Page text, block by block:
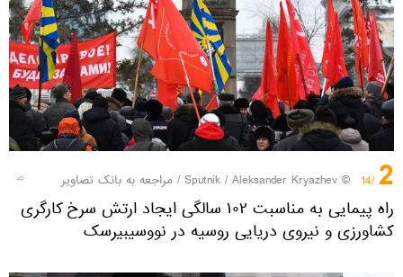
2
/14
© Sputnik / Aleksander Kryazhev
/ مراجعه به بانک تصاویر
راه پیمایی به مناسبت ۱۰۲ سالگی ایجاد ارتش سرخ کارگری
کشاورزی و نیروی دریایی روسیه در نووسیبیرسک